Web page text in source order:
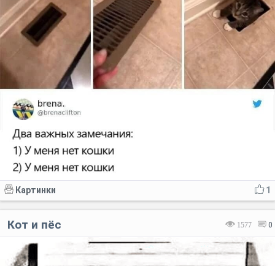
1
Картинки
1577 0
Кот и пёс